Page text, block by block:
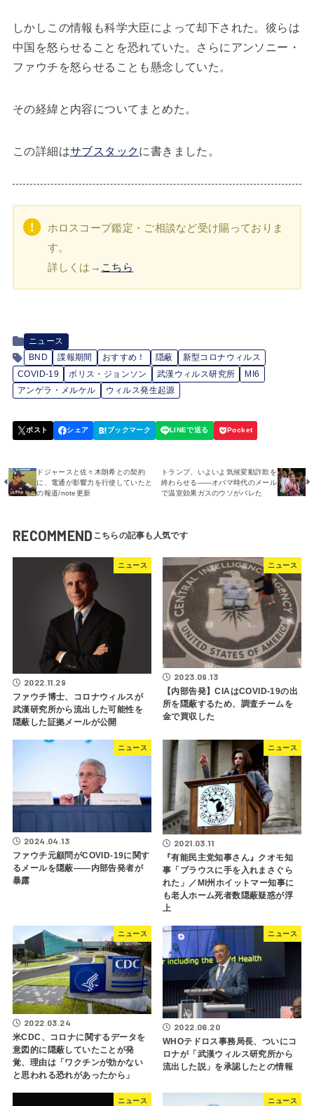
しかしこの情報も科学大臣によって却下された。彼らは
中国を怒らせることを恐れていた。さらにアンソニー・
ファウチを怒らせることも懸念していた。
その経緯と内容についてまとめた。
この詳細はサブスタックに書きました。
ホロスコープ鑑定・ご相談など受け賜っておりま
す。
詳しくは→ こちら
ニュース
BND
諜報期間 おすすめ！ 隠蔽
新型コロナウィルス
COVID-19
ボリス・ジョンソン 武漢ウィルス研究所
MI6
アンゲラ・メルケル
ウィルス発生起源
ドジャースと佐々木朗希との契約
に、電通が影響力を行使していたと
の報道/note更新
トランプ、いよいよ気候変動詐欺を
終わらせる――オバマ時代のメール
で温室効果ガスのウソがバレた
RECOMMEND
ニュース
2022.11.29
ファウチ博士、コロナウィルスが
武漢研究所から流出した可能性を
隠蔽した証拠メールが公開
ニュース
2023.09.13
【内部告発】CIAはCOVID-19の出
所を隠蔽するため、調査チームを
金で買収した
ニュース
2024.04.13
ファウチ元顧問がCOVID-19に関す
るメールを隠蔽――内部告発者が
暴露
ニュース
2021.03.11
『有能民主党知事さん』クオモ知
事「ブラウスに手を入れまさぐら
れた」／MI州ホイットマー知事に
も老人ホーム死者数隠蔽疑惑が浮
上
ニュース
2022.03.24
米CDC、コロナに関するデータを
意図的に隠蔽していたことが発
覚、理由は「ワクチンが効かない
と思われる恐れがあったから」
ニュース
2022.06.20
WHOテドロス事務局長、ついにコ
ロナが「武漢ウィルス研究所から
流出した説」を承認したとの情報
ニュース ニュース